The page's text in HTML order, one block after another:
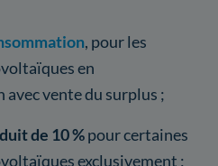
, pour les
en
vente du surplus ;
de 10 %pour certaines
exclusivement ;